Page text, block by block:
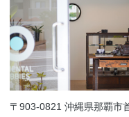
〒903-0821 沖縄県那覇市